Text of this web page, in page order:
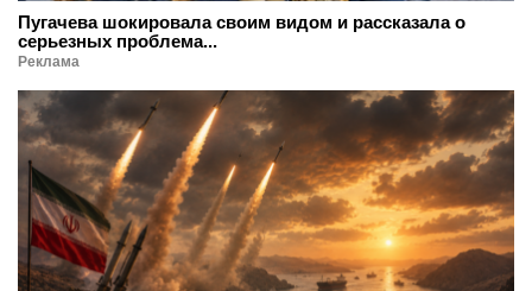
Пугачева шокировала своим видом и рассказала о
серьезных проблема...
Реклама